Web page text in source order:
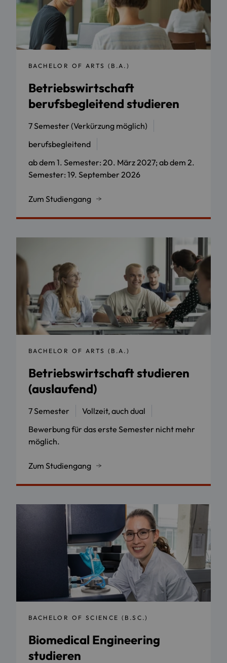
BACHELOR OF ARTS (B.A.)
Betriebswirtschaft
berufsbegleitend studieren
7 Semester (Verkürzung möglich)
berufsbegleitend
ab dem 1. Semester: 20. März 2027; ab dem 2.
Semester: 19. September 2026
Zum Studiengang
BACHELOR OF ARTS (B.A.)
Betriebswirtschaft studieren
(auslaufend)
7 Semester
Vollzeit, auch dual
Bewerbung für das erste Semester nicht mehr
möglich.
Zum Studiengang
BACHELOR OF SCIENCE (B.SC.)
Biomedical Engineering
studieren